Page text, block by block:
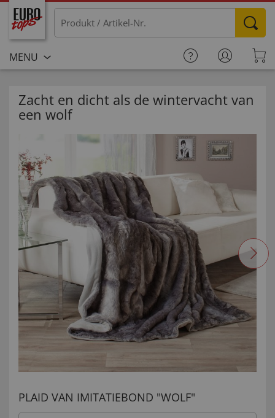
MENU
Zacht en dicht als de wintervacht van
een wolf
PLAID VAN IMITATIEBOND "WOLF"